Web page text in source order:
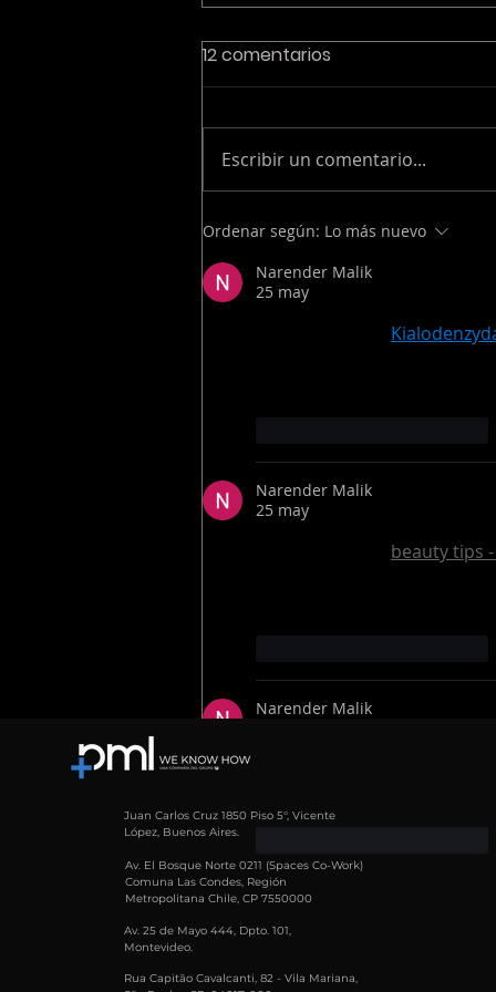
Del alcance a la atención:
cómo CTV está
redefiniendo el rol de la
ecosistema digital
12 comentarios
Escribir un comentario...
Ordenar según: Lo más nuevo
Narender Malik
25 may
Narender Malik
25 may
beauty tips
Narender Malik
Max Aligndental
Scientific weight
Juan Carlos Cruz 1850 Piso 5°, Vicente
López, Buenos Aires.
Av. El Bosque Norte 0211 (Spaces Co-Work)
Comuna Las Condes, Región
Metropolitana Chile, CP 7550000
Av. 25 de Mayo 444, Dpto. 101,
Montevideo.
Rua Capitão Cavalcanti, 82 - Vila Mariana,